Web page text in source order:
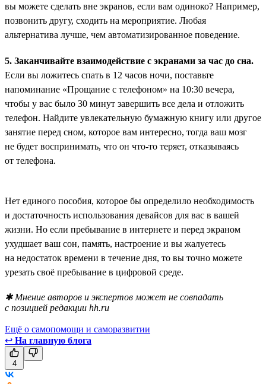
вы можете сделать вне экранов, если вам одиноко? Например,
позвонить другу, сходить на мероприятие. Любая
альтернатива лучше, чем автоматизированное поведение.
5. Заканчивайте взаимодействие с экранами за час до сна.
Если вы ложитесь спать в 12 часов ночи, поставьте
напоминание «Прощание с телефоном» на 10:30 вечера,
чтобы у вас было 30 минут завершить все дела и отложить
телефон. Найдите увлекательную бумажную книгу или другое
занятие перед сном, которое вам интересно, тогда ваш мозг
не будет воспринимать, что он что-то теряет, отказываясь
от телефона.
Нет единого пособия, которое бы определило необходимость
и достаточность использования девайсов для вас в вашей
жизни. Но если пребывание в интернете и перед экраном
ухудшает ваш сон, память, настроение и вы жалуетесь
на недостаток времени в течение дня, то вы точно можете
урезать своё пребывание в цифровой среде.
✱ Мнение авторов и экспертов может не совпадать
с позицией редакции hh.ru
Ещё о самопомощи и саморазвитии
↩ На главную блога
4